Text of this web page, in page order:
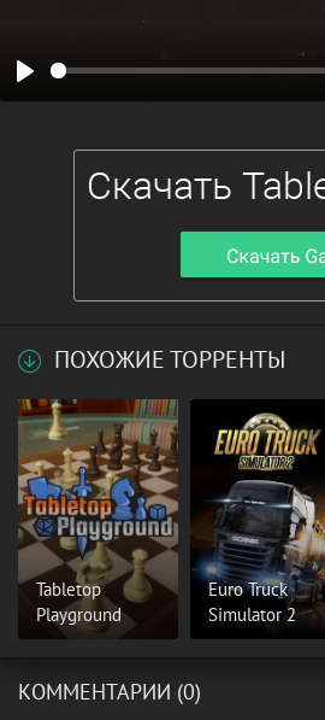
ПОХОЖИЕ ТОРРЕНТЫ
Tabletop
Playground
Euro Truck
Simulator 2
КОММЕНТАРИИ (0)